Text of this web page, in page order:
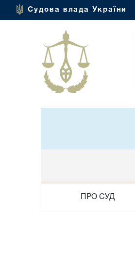
Судова влада України
ПРО СУД